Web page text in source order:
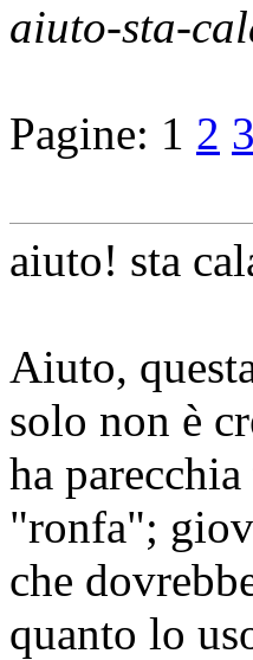
aiuto-sta-
Pagine: 1 2 3
aiuto! sta
Aiuto,
solo non è
ha
"ronfa";
che
quanto lo